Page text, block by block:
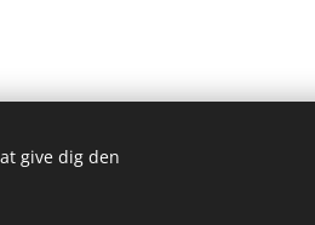
give dig den